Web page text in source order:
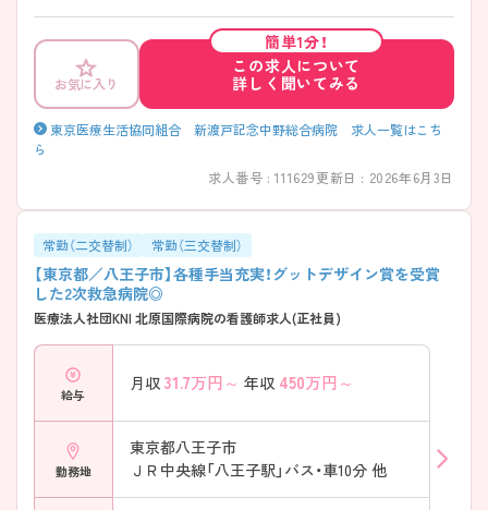
り、残業時間も月10時間程度と少なめです★ 看護師経験が5～8年目の方
が多く活躍しており、定着率も高く働きやすい環境です。 プリセプター
制度や研修制度が充実しているため、経験の浅い方、ブランクのある方も
安心してお仕事をはじめられる環境です。 ワークライフバランスを整え
たい方、改めて学んでいきたいとお考えの方にピッタリです♪
お気に入り
簡単1分！
この求人について
詳しく聞いてみる
東京医療生活協同組合 新渡戸記念中野総合病院 求人一覧はこち
ら
求人番号 : 111629更新日 : 2026年6月3日
常勤（二交替制） 常勤（三交替制）
【東京都／八王子市】各種手当充実！グットデザイン賞を受賞
した2次救急病院◎
医療法人社団KNI 北原国際病院の看護師求人(正社員)
給与
月収 31.7万円～ 年収 450万円～
勤務地
東京都八王子市
ＪＲ中央線「八王子駅」バス・車10分 他